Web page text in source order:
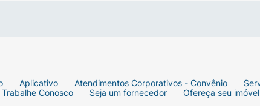
Aplicativo Atendimentos Corporativos - Convênio
Trabalhe Conosco Seja um fornecedor Ofereça seu imóvel